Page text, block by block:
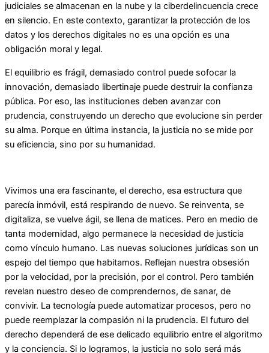
judiciales se almacenan en la nube y la ciberdelincuencia crece
en silencio. En este contexto, garantizar la protección de los
datos y los derechos digitales no es una opción es una
obligación moral y legal.
El equilibrio es frágil, demasiado control puede sofocar la
innovación, demasiado libertinaje puede destruir la confianza
pública. Por eso, las instituciones deben avanzar con
prudencia, construyendo un derecho que evolucione sin perder
su alma. Porque en última instancia, la justicia no se mide por
su eficiencia, sino por su humanidad.
Vivimos una era fascinante, el derecho, esa estructura que
parecía inmóvil, está respirando de nuevo. Se reinventa, se
digitaliza, se vuelve ágil, se llena de matices. Pero en medio de
tanta modernidad, algo permanece la necesidad de justicia
como vínculo humano. Las nuevas soluciones jurídicas son un
espejo del tiempo que habitamos. Reflejan nuestra obsesión
por la velocidad, por la precisión, por el control. Pero también
revelan nuestro deseo de comprendernos, de sanar, de
convivir. La tecnología puede automatizar procesos, pero no
puede reemplazar la compasión ni la prudencia. El futuro del
derecho dependerá de ese delicado equilibrio entre el algoritmo
y la conciencia. Si lo logramos, la justicia no solo será más